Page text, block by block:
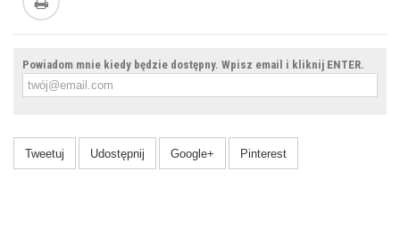
Powiadom mnie kiedy będzie dostępny. Wpisz email i kliknij ENTER.
Tweetuj Udostępnij Google+ Pinterest